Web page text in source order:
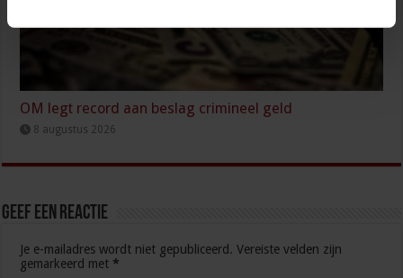
OM legt record aan beslag crimineel geld
8 augustus 2026
Geef een reactie
Je e-mailadres wordt niet gepubliceerd. Vereiste velden zijn
gemarkeerd met *